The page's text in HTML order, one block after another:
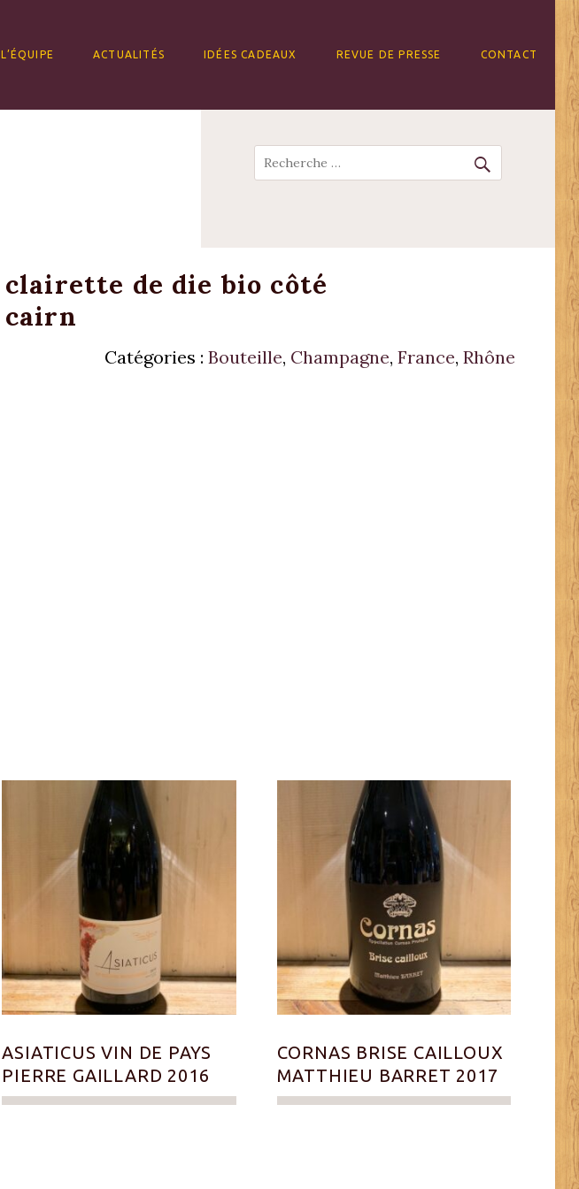
L’ÉQUIPE ACTUALITÉS IDÉES CADEAUX REVUE DE PRESSE CONTACT
Recherche
clairette de die bio côté
cairn
Catégories : Bouteille, Champagne, France, Rhône
ASIATICUS VIN DE PAYS
PIERRE GAILLARD 2016
CORNAS BRISE CAILLOUX
MATTHIEU BARRET 2017